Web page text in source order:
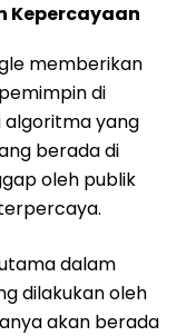
Kepercayaan
memberikan
di
algoritma yang
berada di
oleh publik
dalam
dilakukan oleh
akan berada